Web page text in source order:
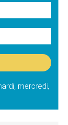
mercredi,